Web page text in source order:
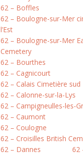
62 – Boffles
62 – Boulogne-sur-Mer
l’Est
62 – Boulogne-sur-Mer
Cemetery
62 – Bourthes
62 – Cagnicourt
62 – Calais Cimetière sud
62 – Calonne-sur-la-Lys
62 – Campigneulles-les-
62 – Caumont
62 – Coulogne
62 – Croisilles British
62 – Dannes
62